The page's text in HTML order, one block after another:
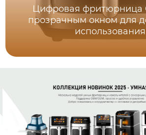
Цифровая фритюрница
прозрачным окном для
использования